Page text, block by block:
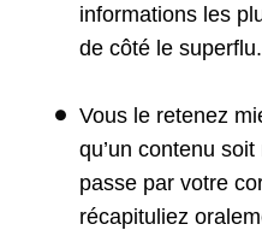
informations les
de côté le superflu.
Vous le retenez
qu’un contenu
passe par votre
récapituliez